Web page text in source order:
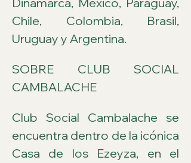
Chile, Colombia, Brasil,
Uruguay y Argentina.
SOBRE CLUB SOCIAL
CAMBALACHE
Club Social Cambalache se
encuentra dentro de la icónica
Casa de los Ezeyza, en el